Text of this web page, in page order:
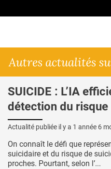
Autres actualités
SUICIDE : L’IA
détection du risque
Actualité publiée il y a 1 année 6
On connaît le défi que
suicidaire et du risque de
proches. Pourtant, selon l’...